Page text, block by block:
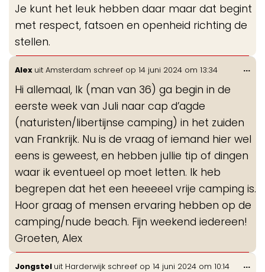
Je kunt het leuk hebben daar maar dat begint
met respect, fatsoen en openheid richting de
stellen.
Alex uit Amsterdam schreef op 14 juni 2024 om 13:34
Hi allemaal, Ik (man van 36) ga begin in de
eerste week van Juli naar cap d’agde
(naturisten/libertijnse camping) in het zuiden
van Frankrijk. Nu is de vraag of iemand hier wel
eens is geweest, en hebben jullie tip of dingen
waar ik eventueel op moet letten. Ik heb
begrepen dat het een heeeeel vrije camping is.
Hoor graag of mensen ervaring hebben op de
camping/nude beach. Fijn weekend iedereen!
Groeten, Alex
...
Jongstel uit Harderwijk schreef op 14 juni 2024 om 10:14 ...